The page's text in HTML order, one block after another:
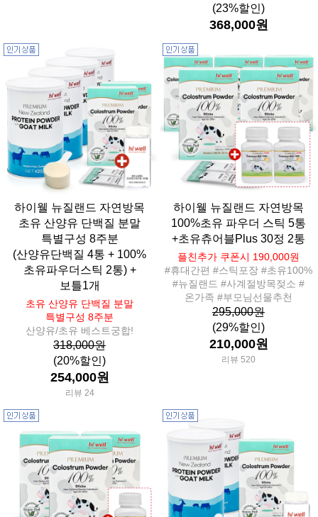
(23%할인)
368,000원
하이웰 뉴질랜드 자연방목
초유 산양유 단백질 분말
특별구성 8주분
(산양유단백질 4통 + 100%
초유파우더스틱 2통) +
보틀1개
초유 산양유 단백질 분말
특별구성 8주분
산양유/초유 베스트궁합!
318,000원
(20%할인)
254,000원
리뷰 24
하이웰 뉴질랜드 자연방목
100%초유 파우더 스틱 5통
+초유츄어블Plus 30정 2통
플친추가 쿠폰시 190,000원
#휴대간편 #스틱포장 #초유100%
#뉴질랜드 #사계절방목젖소 #
온가족 #부모님선물추천
295,000원
(29%할인)
210,000원
리뷰 520